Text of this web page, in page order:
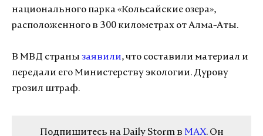
национального парка «Кольсайские озера»,
расположенного в 300 километрах от Алма-Аты.
В МВД страны заявили, что составили материал и
передали его Министерству экологии. Дурову
грозил штраф.
Подпишитесь на Daily Storm в MAX. Он